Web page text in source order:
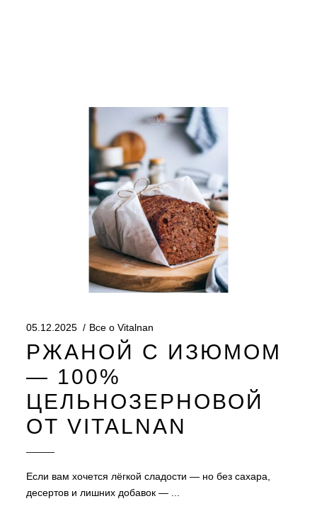
05.12.2025 Все о Vitalnan
РЖАНОЙ С ИЗЮМОМ
— 100%
ЦЕЛЬНОЗЕРНОВОЙ
ОТ VITALNAN
Если вам хочется лёгкой сладости — но без сахара,
десертов и лишних добавок —